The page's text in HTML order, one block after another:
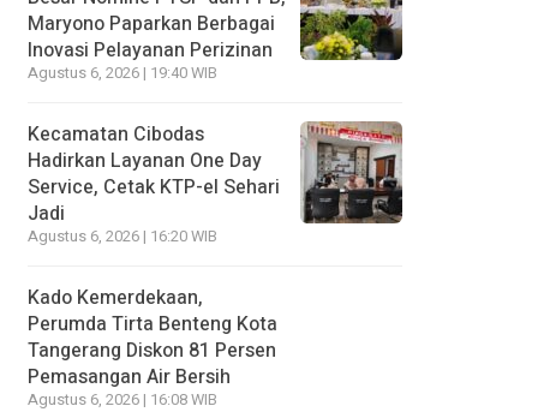
Maryono Paparkan Berbagai
Inovasi Pelayanan Perizinan
Agustus 6, 2026 | 19:40 WIB
Kecamatan Cibodas
Hadirkan Layanan One Day
Service, Cetak KTP-el Sehari
Jadi
Agustus 6, 2026 | 16:20 WIB
Kado Kemerdekaan,
Perumda Tirta Benteng Kota
Tangerang Diskon 81 Persen
Pemasangan Air Bersih
Agustus 6, 2026 | 16:08 WIB